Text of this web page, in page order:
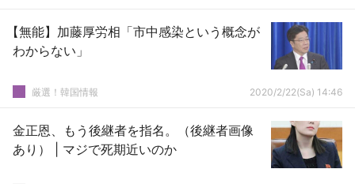
【無能】加藤厚労相「市中感染という概念が
わからない」
厳選！韓国情報 2020/2/22(Sa) 14:46
金正恩、もう後継者を指名。（後継者画像
あり） | マジで死期近いのか